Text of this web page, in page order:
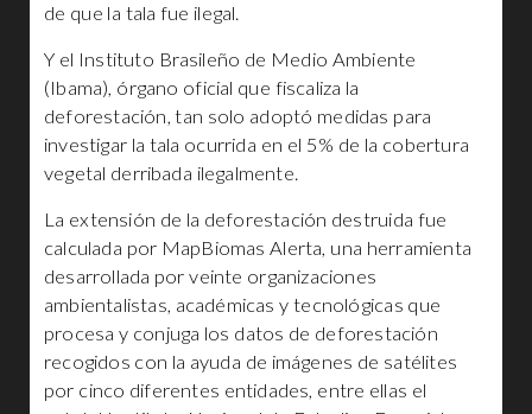
de que la tala fue ilegal.
Y el Instituto Brasileño de Medio Ambiente
(Ibama), órgano oficial que fiscaliza la
deforestación, tan solo adoptó medidas para
investigar la tala ocurrida en el 5% de la cobertura
vegetal derribada ilegalmente.
La extensión de la deforestación destruida fue
calculada por MapBiomas Alerta, una herramienta
desarrollada por veinte organizaciones
ambientalistas, académicas y tecnológicas que
procesa y conjuga los datos de deforestación
recogidos con la ayuda de imágenes de satélites
por cinco diferentes entidades, entre ellas el